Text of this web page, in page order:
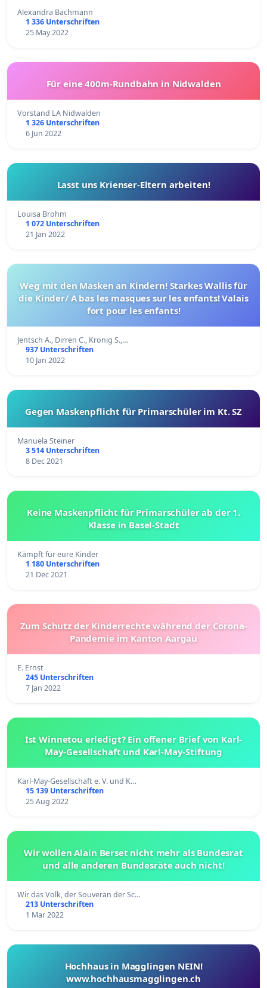
Alexandra Bachmann
1 336 Unterschriften
25 May 2022
Für eine 400m-Rundbahn in Nidwalden
Vorstand LA Nidwalden
1 326 Unterschriften
6 Jun 2022
Lasst uns Krienser-Eltern arbeiten!
Louisa Brohm
1 072 Unterschriften
21 Jan 2022
Weg mit den Masken an Kindern! Starkes Wallis für
die Kinder/ A bas les masques sur les enfants! Valais
fort pour les enfants!
Jentsch A., Dirren C., Kronig S.,…
937 Unterschriften
10 Jan 2022
Gegen Maskenpflicht für Primarschüler im Kt. SZ
Manuela Steiner
3 514 Unterschriften
8 Dec 2021
Keine Maskenpflicht für Primarschüler ab der 1.
Klasse in Basel-Stadt
Kämpft für eure Kinder
1 180 Unterschriften
21 Dec 2021
Zum Schutz der Kinderrechte während der Corona-
Pandemie im Kanton Aargau
E. Ernst
245 Unterschriften
7 Jan 2022
Ist Winnetou erledigt? Ein offener Brief von Karl-
May-Gesellschaft und Karl-May-Stiftung
Karl-May-Gesellschaft e. V. und K…
15 139 Unterschriften
25 Aug 2022
Wir wollen Alain Berset nicht mehr als Bundesrat
und alle anderen Bundesräte auch nicht!
Wir das Volk, der Souverän der Sc…
213 Unterschriften
1 Mar 2022
Hochhaus in Magglingen NEIN!
www.hochhausmagglingen.ch